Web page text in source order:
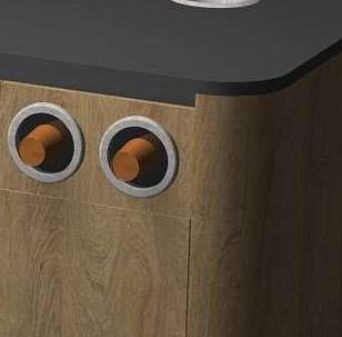
Предлагаю в аренду стрит-ритейл
аренду, на любой срок с предоплатой за 1
располагается в 1-этажном торгово-
Помещение располагается на 1 этаже
назначение помещения - прочее.[#8305845#]
101 (+1)
Навигация
Характеристики
О помещении
Где находится
Контакты
Другие объявления
Характеристики помещения